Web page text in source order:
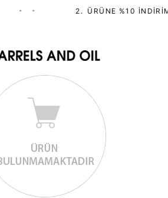
2.⁠ ⁠ÜRÜNE %10 İNDIRIM